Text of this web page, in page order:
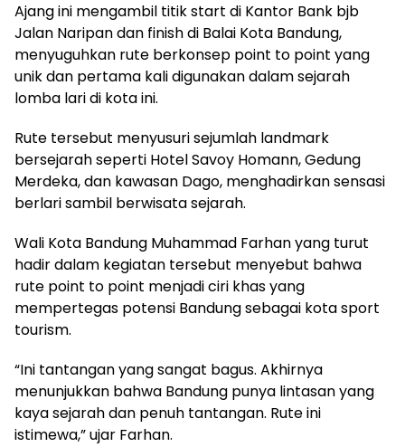
Ajang ini mengambil titik start di Kantor Bank bjb
Jalan Naripan dan finish di Balai Kota Bandung,
menyuguhkan rute berkonsep point to point yang
unik dan pertama kali digunakan dalam sejarah
lomba lari di kota ini.
Rute tersebut menyusuri sejumlah landmark
bersejarah seperti Hotel Savoy Homann, Gedung
Merdeka, dan kawasan Dago, menghadirkan sensasi
berlari sambil berwisata sejarah.
Wali Kota Bandung Muhammad Farhan yang turut
hadir dalam kegiatan tersebut menyebut bahwa
rute point to point menjadi ciri khas yang
mempertegas potensi Bandung sebagai kota sport
tourism.
“Ini tantangan yang sangat bagus. Akhirnya
menunjukkan bahwa Bandung punya lintasan yang
kaya sejarah dan penuh tantangan. Rute ini
istimewa,” ujar Farhan.